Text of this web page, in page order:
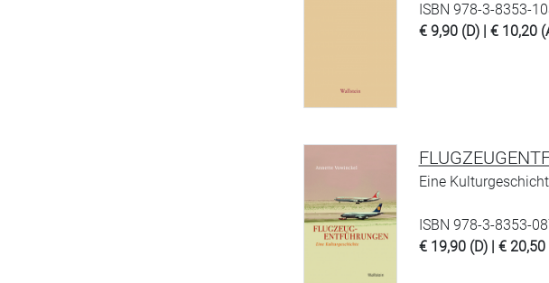
ISBN 978-3-8353-
€ 9,90 (D) | € 10,20
Eine
ISBN 978-3-8353-
€ 19,90 (D) | € 20,50